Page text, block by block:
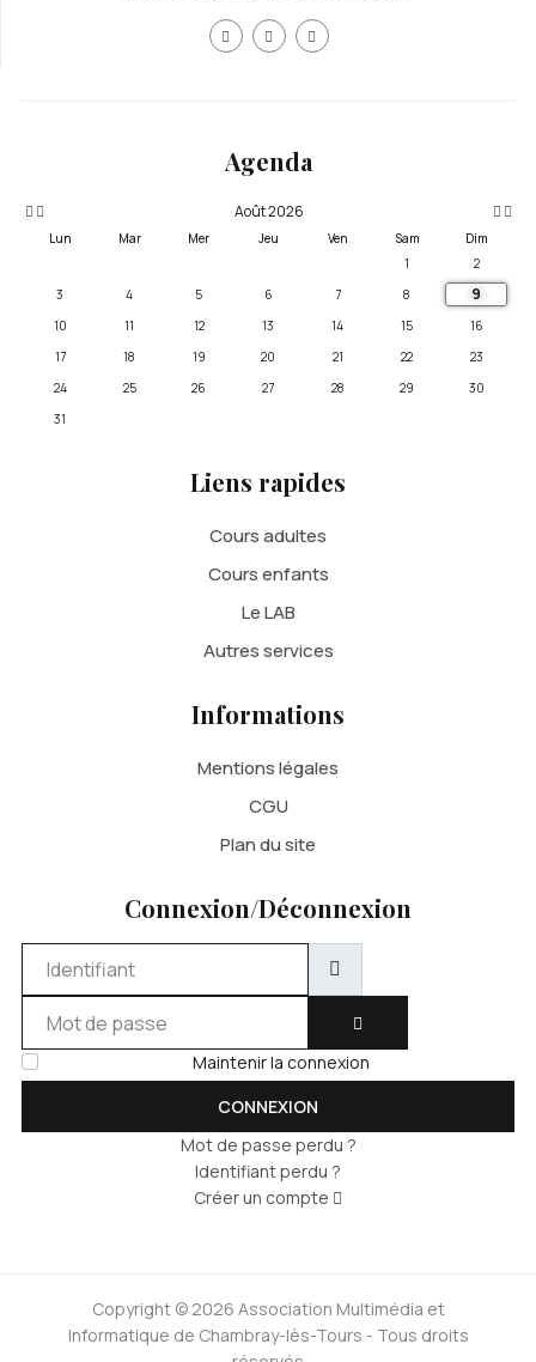
Agenda
Août 2026
Lun Mar Mer Jeu Ven Sam
Dim
1
2
3
4 5 6 7 8 9
10 11 12 13 14 15
16
17
18 19 20 21 22
23
24
25 26 27 28 29
30
31
Liens rapides
Cours adultes
Cours enfants
Le LAB
Autres services
Informations
Mentions légales
CGU
Plan du site
Connexion/Déconnexion
AFFICHER LE MOT DE
Maintenir la connexion
CONNEXION
Mot de passe perdu ?
Identifiant perdu ?
Créer un compte
Copyright © 2026 Association Multimédia et
Informatique de Chambray-lès-Tours - Tous droits